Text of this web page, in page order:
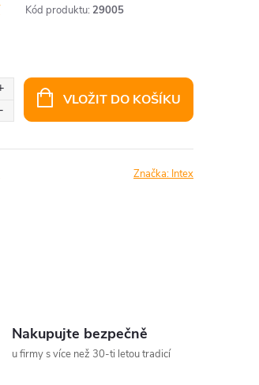
Kód produktu: 29005
VLOŽIT DO KOŠÍKU
Značka: Intex
Nakupujte bezpečně
u firmy s více než 30-ti letou tradicí